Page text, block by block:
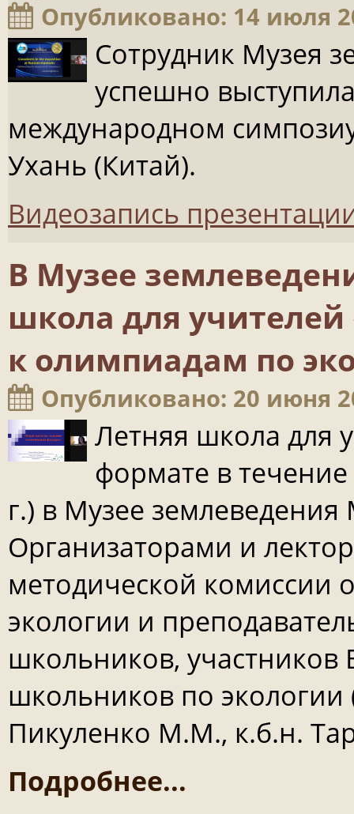
Опубликовано: 14 июля
Сотрудник Музея
успешно
международном
Ухань (Китай).
Видеозапись
В Музее
школа для
к олимпиадам по
Опубликовано: 20 июня
Летняя школа для
формате в
г.) в Музее
Организаторами и
методической
экологии и
школьников,
школьников по
Пикуленко М.М., к.б.н.
Подробнее...